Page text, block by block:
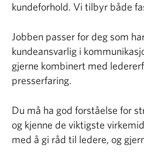
kundeforhold. Vi tilbyr både
Jobben passer for deg som
kundeansvarlig i
gjerne kombinert med
presserfaring.
Du må ha god forståelse for
og kjenne de viktigste
med å gi råd til ledere, og